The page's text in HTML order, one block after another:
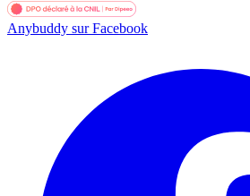
Anybuddy sur Facebook